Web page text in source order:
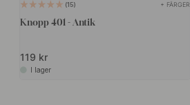
15 + FÄRGER
Knopp 401 - Antik
119 kr
I lager